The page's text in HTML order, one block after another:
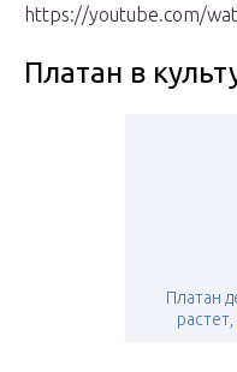
https://youtube.com/
Платан в
Платан